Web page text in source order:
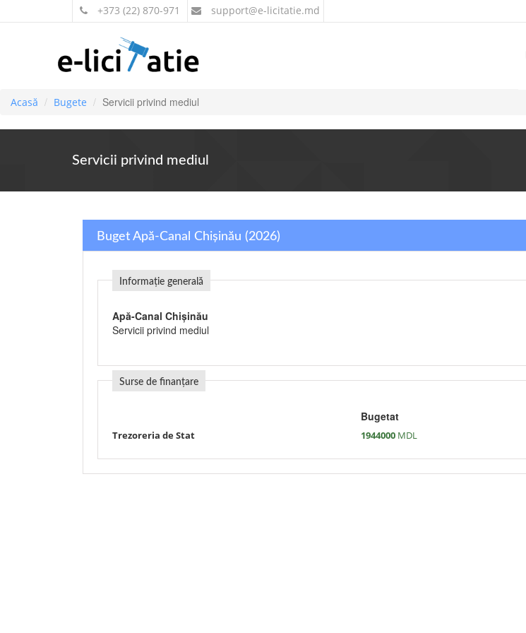
+373 (22) 870-971 support@e-licitatie.md
Acasă Bugete Servicii privind mediul
Servicii privind mediul
Buget Apă-Canal Chişinău (2026)
Informație generală
Apă-Canal Chişinău
Servicii privind mediul
Surse de finanțare
Bugetat
Trezoreria de Stat 1944000 MDL